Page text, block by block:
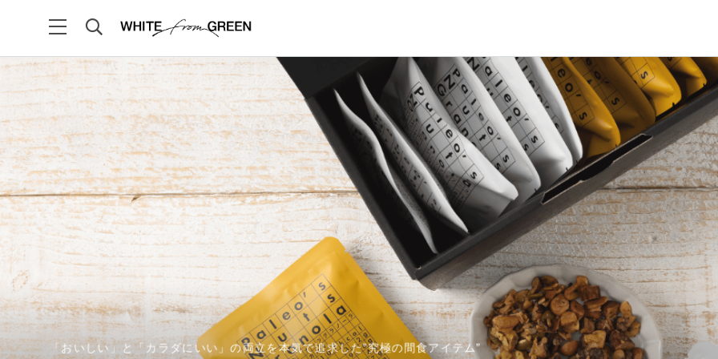
「飲む。鍛える。整える」3つの腸活素材（レジスタントスターチ/乳酸菌/オリゴ糖）が入ったプロテイン
「おいしい」と「カラダにいい」の両立を本気で追求した”究極の間食アイテム”
天然グリーンバナナから生まれたスーパー食物繊維
不足しがちな食物繊維を補う新"食素材" 腸活の救世主として注目を集めています
100％天然のグリーンバナナのみを原料とし、富士山麓の湧き水を利用して丁寧に作られています。